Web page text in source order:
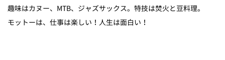
趣味はカヌー、MTB、ジャズサックス。特技は焚火と豆料理。
モットーは、仕事は楽しい！人生は面白い！